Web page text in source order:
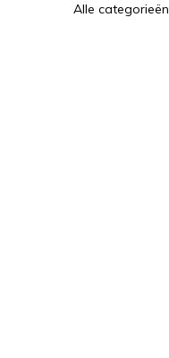
Alle categorieën